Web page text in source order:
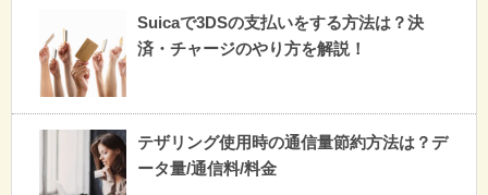
Suicaで3DSの支払いをする方法は？決
済・チャージのやり方を解説！
テザリング使用時の通信量節約方法は？デ
ータ量/通信料/料金